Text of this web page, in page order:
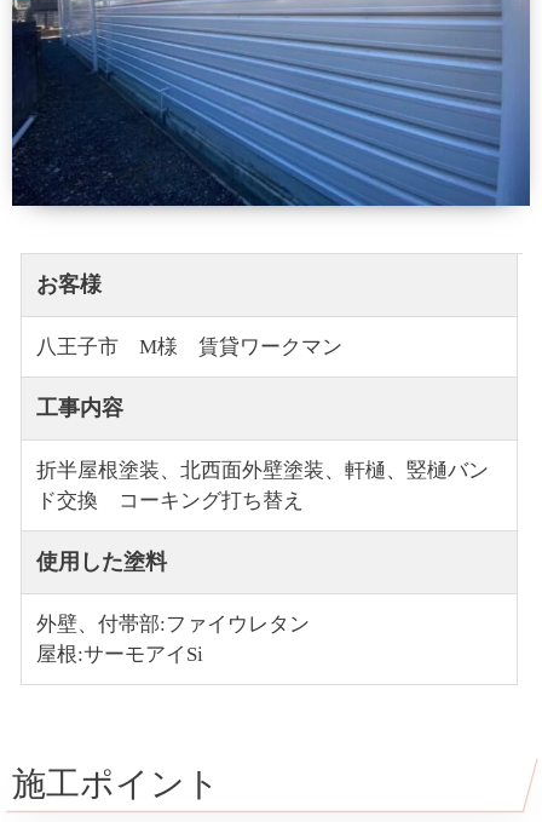
お客様
八王子市 M様 賃貸ワークマン
工事内容
折半屋根塗装、北西面外壁塗装、軒樋、竪樋バン
ド交換 コーキング打ち替え
使用した塗料
外壁、付帯部:ファイウレタン
屋根:サーモアイSi
施工ポイント